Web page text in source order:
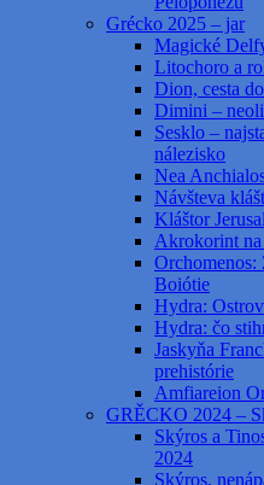
Grécko 2025 – jar
Magické
Litochoro a
Dion, cesta
Dimini –
Sesklo –
nálezisko
Nea
Návšteva
Kláštor
Akrokorint
Orchomenos:
Boiótie
Hydra:
Hydra: čo
Jaskyňa
prehistórie
Amfiareion
GRĚCKO 2024 –
Skýros a
2024
Skýros,